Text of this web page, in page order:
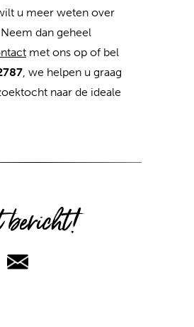
u meer weten over
dan geheel
met ons op of bel
, we helpen u graag
naar de ideale